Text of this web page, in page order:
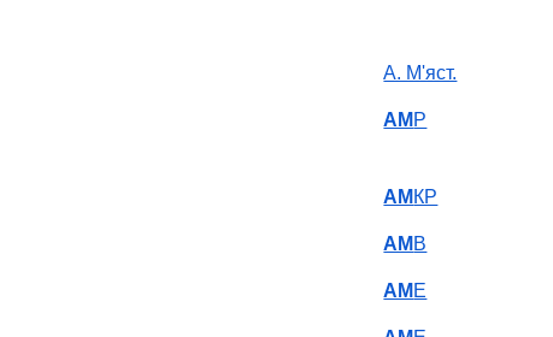
А. М'яст.
АМ Р
АМ КР
АМ В
АМ Е